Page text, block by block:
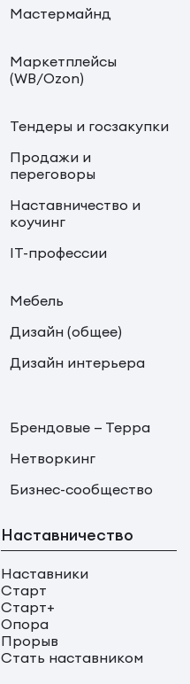
Мастермайнд
Маркетплейсы
(WB/Ozon)
Тендеры и госзакупки
Продажи и
переговоры
Наставничество и
коучинг
IT-профессии
Мебель
Дизайн (общее)
Дизайн интерьера
Брендовые — Терра
Нетворкинг
Бизнес-сообщество
Наставничество
Наставники
Старт
Старт+
Опора
Прорыв
Стать наставником